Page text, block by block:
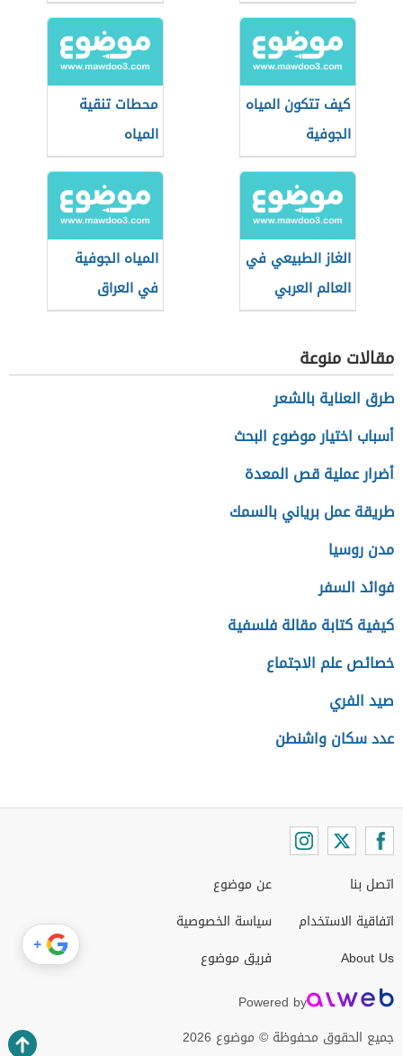
كيف تتكون المياه
الجوفية
محطات تنقية
المياه
الغاز الطبيعي في
العالم العربي
المياه الجوفية
في العراق
مقالات منوعة
طرق العناية بالشعر
أسباب اختيار موضوع البحث
أضرار عملية قص المعدة
طريقة عمل برياني بالسمك
مدن روسيا
فوائد السفر
كيفية كتابة مقالة فلسفية
خصائص علم الاجتماع
صيد الفري
عدد سكان واشنطن
اتصل بنا
اتفاقية الاستخدام
About Us
عن موضوع
سياسة الخصوصية
فريق موضوع
Powered by
جميع الحقوق محفوظة © موضوع 2026
+